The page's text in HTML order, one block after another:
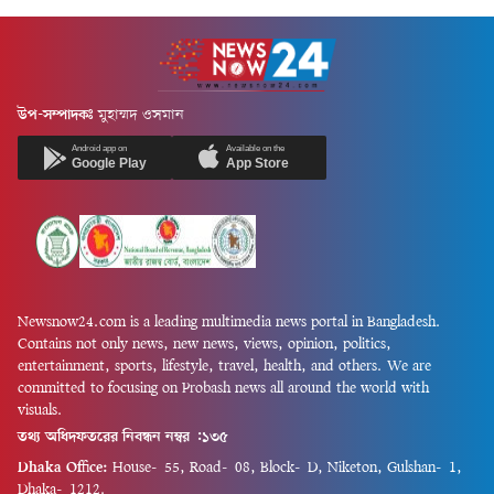
উপ-সম্পাদকঃ মুহাম্মদ ওসমান
Android app on
Google Play
Available on the
App Store
Newsnow24.com is a leading multimedia news portal in Bangladesh.
Contains not only news, new news, views, opinion, politics,
entertainment, sports, lifestyle, travel, health, and others. We are
committed to focusing on Probash news all around the world with
visuals.
তথ্য অধিদফতরের নিবন্ধন নম্বর :১৩৫
Dhaka Office: House-55, Road-08, Block-D, Niketon, Gulshan-1,